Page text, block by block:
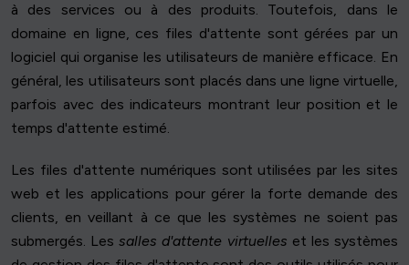
à des services ou à des produits. Toutefois, dans le
domaine en ligne, ces files d'attente sont gérées par un
logiciel qui organise les utilisateurs de manière efficace. En
général, les utilisateurs sont placés dans une ligne virtuelle,
parfois avec des indicateurs montrant leur position et le
temps d'attente estimé.
Les files d'attente numériques sont utilisées par les sites
web et les applications pour gérer la forte demande des
clients, en veillant à ce que les systèmes ne soient pas
submergés. Lessalles d'attente virtuelles et les systèmes